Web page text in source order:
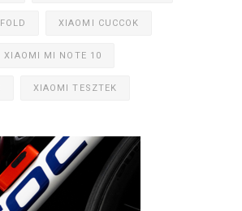
XIAOMI CUCCOK
XIAOMI MI NOTE 10
XIAOMI TESZTEK